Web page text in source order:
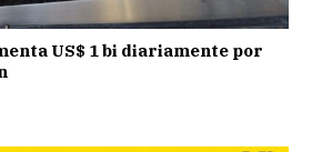
US$ 1 bi diariamente por